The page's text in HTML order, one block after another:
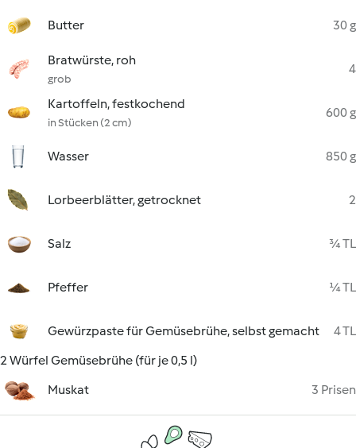
Butter 30 g
Bratwürste, roh
grob
4
Kartoffeln, festkochend
in Stücken (2 cm)
600 g
Wasser 850 g
Lorbeerblätter, getrocknet 2
Salz ¾ TL
Pfeffer ¼ TL
Gewürzpaste für Gemüsebrühe, selbst gemacht
4 TL
2 Würfel Gemüsebrühe (für je 0,5 l)
Muskat
3 Prisen